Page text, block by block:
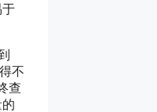
于
不
查